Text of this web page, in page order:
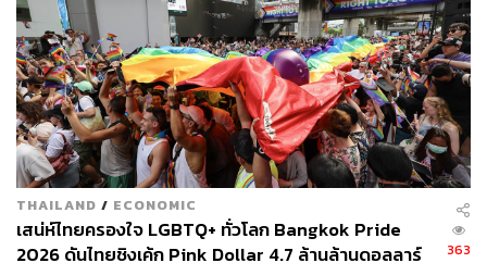
ออร์แกนิกกับไวน์ทั่วไป พร้อมกับชิมเบอร์เกอร์เนื้อแน่น 4 ชิ้น
ที่จับคู่ไปพร้อมไวน์ 4 ชนิดกันด้วย
When:16 มิถุนายน 2561 เวลา 18.00-20.00 น.
Where:Daniel Thaiger โครงการ The Commons ซอย
ทองหล่อ สุขุมวิท 55 กรุงเทพฯ
Why:หากยังไม่เคยลองชิมไวน์ธรรมชาติจับคู่กับเบอร์เกอร์
สุด Juicy ต้องมา!
How:ราคา 2,000 บาทต่อคน อ่านรายละเอียดได้ทางwww.f
acebook.com/events/190608961661559
Stop: BTS สถานีทองหล่อ
THAILAND / ECONOMIC
เสน่ห์ไทยครองใจ LGBTQ+ ทั่วโลก Bangkok Pride
2026 ดันไทยชิงเค้ก Pink Dollar 4.7 ล้านล้านดอลลาร์
363